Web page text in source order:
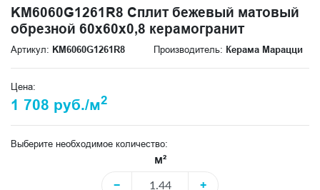
KM6060G1261R8 Сплит бежевый матовый
обрезной 60x60x0,8 керамогранит
Артикул: KM6060G1261R8 Производитель: Керама Марацци
Цена:
1 708 руб./м2
Выберите необходимое количество:
м²
−
+